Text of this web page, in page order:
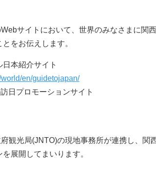
サイトにおいて、世界のみなさまに関
をお伝えします。
日本紹介サイト
en/guidetojapan/
日プロモーションサイト
観光局(JNTO)の現地事務所が連携し、関
展開してまいります。